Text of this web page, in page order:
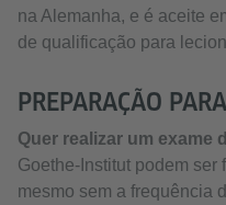
na Alemanha, e é aceite
de qualificação para
PREPARAÇÃO
Quer realizar um exame
Goethe-Institut podem ser
mesmo sem a frequência